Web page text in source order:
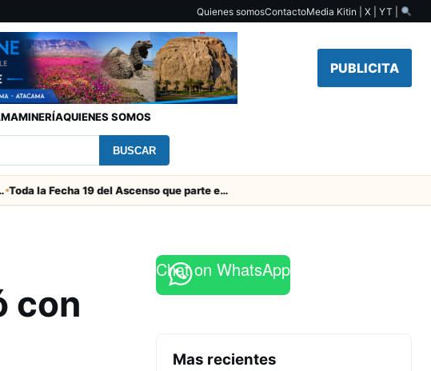
Quienes somosContactoMedia Kitin | X | YT |
PUBLICITA
MINERÍAQUIENES SOMOS
BUSCAR
Toda la Fecha 19 del Ascenso que parte este viernes
con
Chat on WhatsApp
Mas recientes